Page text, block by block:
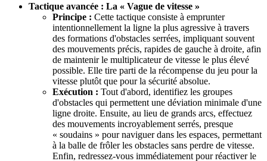
Tactique avancée : La « Vague de vitesse »
Principe : Cette tactique consiste à emprunter
intentionnellement la ligne la plus agressive à travers
des formations d'obstacles serrées, impliquant souvent
des mouvements précis, rapides de gauche à droite, afin
de maintenir le multiplicateur de vitesse le plus élevé
possible. Elle tire parti de la récompense du jeu pour la
vitesse plutôt que pour la sécurité absolue.
Exécution : Tout d'abord, identifiez les groupes
d'obstacles qui permettent une déviation minimale d'une
ligne droite. Ensuite, au lieu de grands arcs, effectuez
des mouvements incroyablement serrés, presque
« soudains » pour naviguer dans les espaces, permettant
à la balle de frôler les obstacles sans perdre de vitesse.
Enfin, redressez-vous immédiatement pour réactiver le